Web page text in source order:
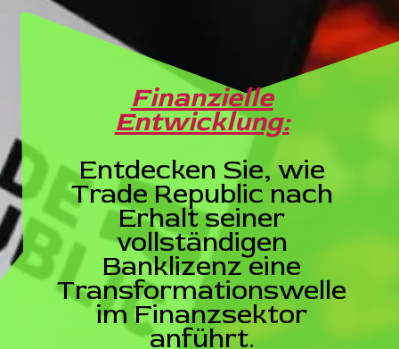
Finanzielle
Entwicklung:
Entdecken Sie, wie
Trade Republic nach
Erhalt seiner
vollständigen
Banklizenz eine
Transformationswelle
im Finanzsektor
anführt.